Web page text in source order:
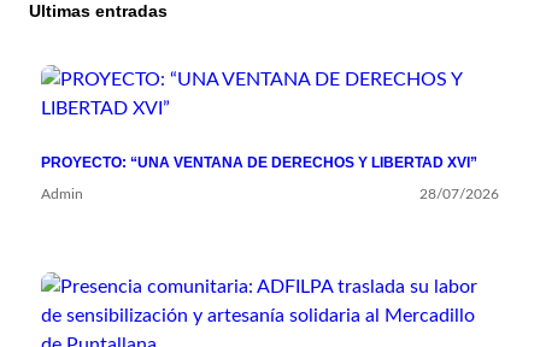
Ultimas entradas
PROYECTO: “UNA VENTANA DE DERECHOS Y LIBERTAD XVI”
Admin 28/07/2026